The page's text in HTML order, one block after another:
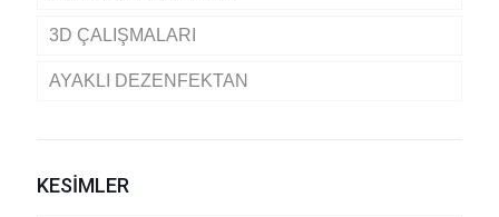
3D ÇALIŞMALARI
AYAKLI DEZENFEKTAN
KESİMLER